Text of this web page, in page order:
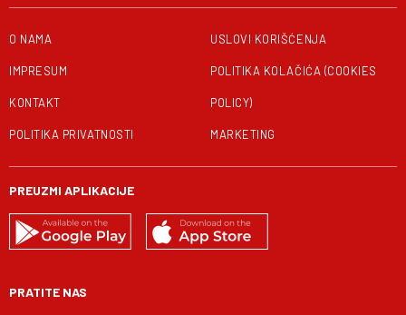
O NAMA
IMPRESUM
KONTAKT
POLITIKA PRIVATNOSTI
USLOVI KORIŠĆENJA
POLITIKA KOLAČIĆA (COOKIES
POLICY)
MARKETING
PREUZMI APLIKACIJE
PRATITE NAS